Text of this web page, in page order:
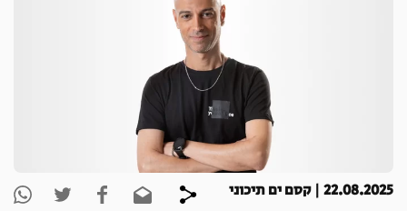
22.08.2025 | קסם ים תיכוני